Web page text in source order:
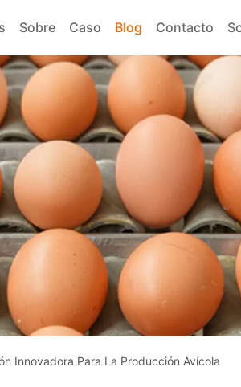
Sobre Caso Blog Contacto
Innovadora Para La Producción Avícola